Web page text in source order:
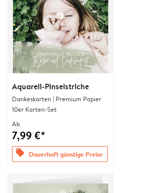
Aquarell-Pinselstriche
Dankeskarten | Premium Papier
10er Karten-Set
Ab
7,99 €*
offers Dauerhaft günstige Preise